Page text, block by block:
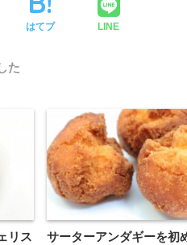
はてブ LINE
た
リス
サーターアンダギーを初